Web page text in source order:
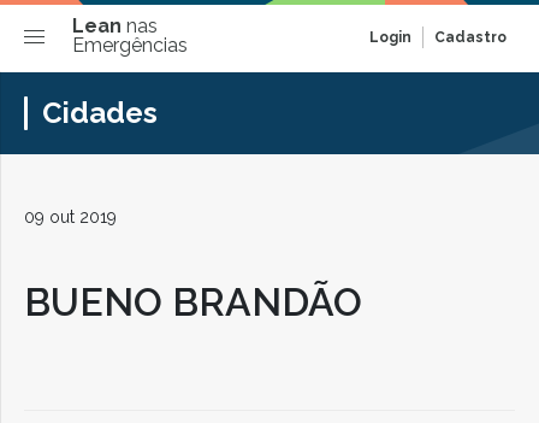
Lean nas
Emergências
Login Cadastro
Cidades
09 out 2019
BUENO BRANDÃO